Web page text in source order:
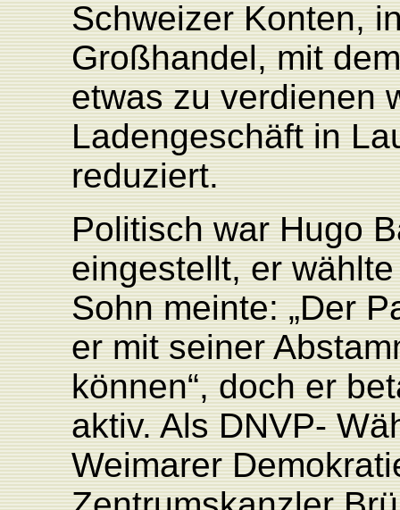
Schweizer Konten,
Großhandel, mit
etwas zu verdienen
Ladengeschäft in
reduziert.
Politisch war Hugo
eingestellt, er
Sohn meinte: „Der
er mit seiner
können“, doch er
aktiv. Als DNVP-
Weimarer